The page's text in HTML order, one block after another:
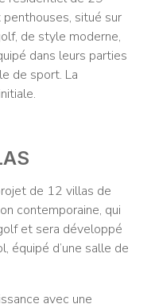
situé sur
de style moderne,
dans leurs parties
de sport. La
de 12 villas de
contemporaine, qui
et sera développé
équipé d’une salle de
avec une